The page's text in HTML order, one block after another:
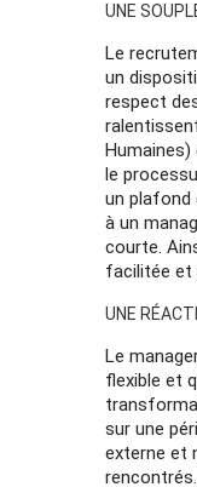
UNE
Le
un
respect
Humaines)
le
un plafond
à un
courte.
facilitée et
UNE
Le
flexible et
sur une
externe et
rencontrés.